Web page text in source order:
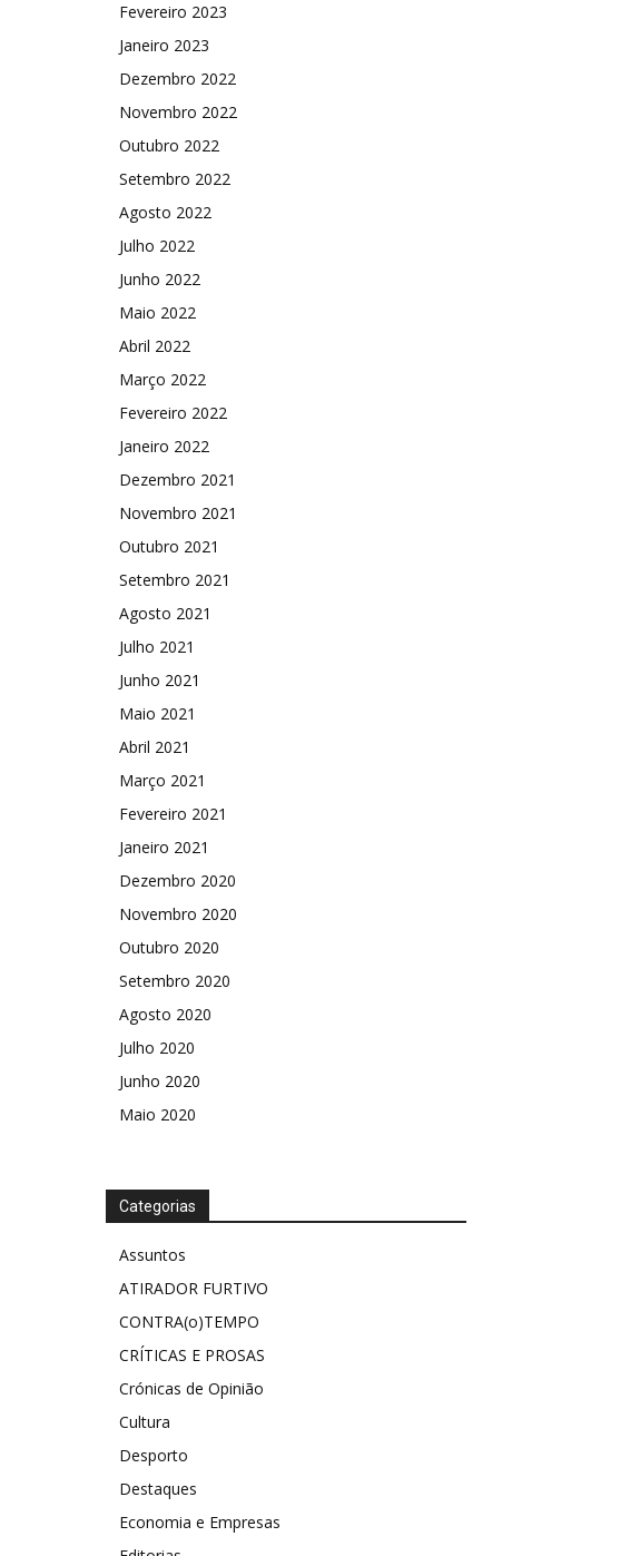
Fevereiro 2023
Janeiro 2023
Dezembro 2022
Novembro 2022
Outubro 2022
Setembro 2022
Agosto 2022
Julho 2022
Junho 2022
Maio 2022
Abril 2022
Março 2022
Fevereiro 2022
Janeiro 2022
Dezembro 2021
Novembro 2021
Outubro 2021
Setembro 2021
Agosto 2021
Julho 2021
Junho 2021
Maio 2021
Abril 2021
Março 2021
Fevereiro 2021
Janeiro 2021
Dezembro 2020
Novembro 2020
Outubro 2020
Setembro 2020
Agosto 2020
Julho 2020
Junho 2020
Maio 2020
Categorias
Assuntos
ATIRADOR FURTIVO
CONTRA(o)TEMPO
CRÍTICAS E PROSAS
Crónicas de Opinião
Cultura
Desporto
Destaques
Economia e Empresas